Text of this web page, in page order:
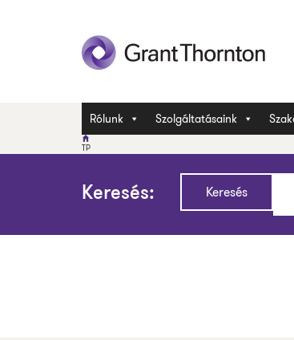
Rólunk Szolgáltatásaink
TP
Keresés: